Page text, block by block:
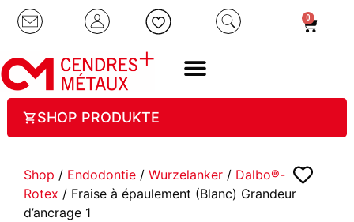
0
SHOP PRODUKTE
Shop / Endodontie / Wurzelanker / Dalbo®-
Rotex / Fraise à épaulement (Blanc) Grandeur
d’ancrage 1